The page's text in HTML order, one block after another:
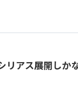
アス展開しか